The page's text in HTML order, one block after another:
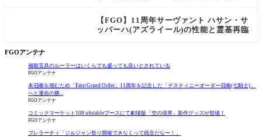
【FGO】11周年サーヴァント ハサン・サ
ッバーハ(アズライール)の性能と霊基再臨
FGOアンテナ
補助宝具のルーラーはいくらでも盛っても良いとされている
FGOアンテナ
未召喚を掴むため「Fate/Grand Order」11周年を記念した「デスティニーオーダー召喚(七騎士)」
へと運命の勝...
FGOアンテナ
コミックマーケット108 ufotableブースにて劇場版「空の境界」新作グッズが登場！
FGOアンテナ
プレラーティ「ジルジャン祭り開催できなくって残念だなー！」